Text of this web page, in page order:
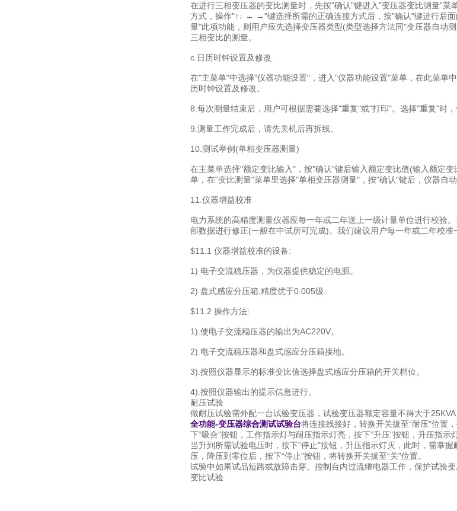
在进行三相变压器的变比测量时，先按"确认"键进入"变压器变比测量"
方式，操作"↑↓ ← →"键选择所需的正确连接方式后，按"确认"键进行后
量"此项功能，则用户应先选择变压器类型(类型选择方法同"变压器自动
三相变比的测量。
c.日历时钟设置及修改
在"主菜单"中选择"仪器功能设置"，进入"仪器功能设置"菜单，在此菜
历时钟设置及修改。
8.每次测量结束后，用户可根据需要选择"重复"或"打印"。选择"重复"时
9.测量工作完成后，请先关机后再拆线。
10.测试举例(单相变压器测量)
在主菜单选择"额定变比输入"，按"确认"键后输入额定变比值(输入额定
单，在"变比测量"菜单里选择"单相变压器测量"，按"确认"键后，仪器自
11.仪器增益校准
电力系统的高精度测量仪器应每一年或二年送上一级计量单位进行校验
部数据进行修正(一般在中试所可完成)。我们建议用户每一年或二年校准
$11.1 仪器增益校准的设备:
1) 电子交流稳压器，为仪器提供稳定的电源。
2) 盘式感应分压箱,精度优于0.005级.
$11.2 操作方法:
1).使电子交流稳压器的输出为AC220V。
2).电子交流稳压器和盘式感应分压箱接地。
3).按照仪器显示的标准变比值选择盘式感应分压箱的开关档位。
4).按照仪器输出的提示信息进行。
耐压试验
做耐压试验需外配一台试验变压器，试验变压器额定容量不得大于
全功能-变压器综合测试试验台将连接线接好，转换开关拔至“耐压"位置
下“吸合"按钮，工作指示灯与耐压指示灯亮，按下“升压"按钮，升压指
当升到所需试验电压时，按下“停止"按钮，升压指示灯灭，此时，需掌
压，降压到零位后，按下“停止"按钮，将转换开关拔至“关"位置。
试验中如果试品短路或故障击穿。控制台内过流继电器工作，保护试验变
变比试验